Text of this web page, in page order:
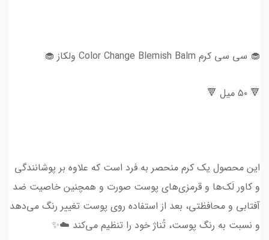
🧁 سی سی کرم Color Change Blemish Balm ولکاز 🧁
🔻 ۵۰ میل 🔻
این محصول یک کرم منحصر به فرد است که علاوه بر پوشانندگی
و کاور لَک‌ها و قرمزی‌های پوست صورت و همچنین خاصیت ضد
آفتابی و محافظتی، بعد از استفاده روی پوست تغییر رنگ می‌دهد
و نسبت به رنگ پوست، تُناژ خود را تنظیم می‌کند ☁️✨